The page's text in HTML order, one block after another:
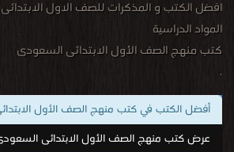
اضف كتاب
افضل الكتب و المذكرات للصف الاول
المواد الدراسية
كتب منهج الصف الأول الابتدائى السعودى
.
أفضل الكتب في كتب منهج الصف الأول
عرض كتب منهج الصف الأول الابتدائى